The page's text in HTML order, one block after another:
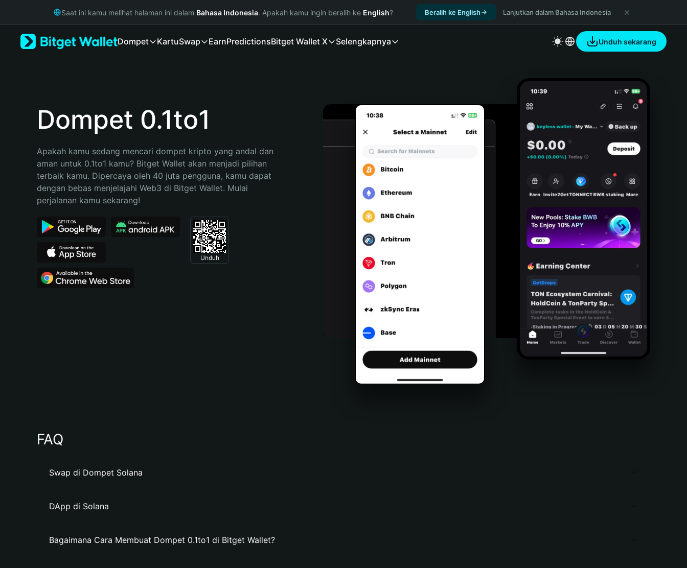
Русский
Bahasa Indonesia
Español (Argentina)
Saat ini kamu melihat halaman ini dalam Bahasa Indonesia. Apakah kamu ingin beralih ke English? Beralih ke English Lanjutkan dalam Bahasa Indonesia
Dompet KartuSwap EarnPredictionsBitget Wallet X Selengkapnya Unduh sekarang
Dompet 0.1to1
Apakah kamu sedang mencari dompet kripto yang andal dan
aman untuk 0.1to1 kamu? Bitget Wallet akan menjadi pilihan
terbaik kamu. Dipercaya oleh 40 juta pengguna, kamu dapat
dengan bebas menjelajahi Web3 di Bitget Wallet. Mulai
perjalanan kamu sekarang!
Unduh
FAQ
Swap di Dompet Solana
DApp di Solana
Bagaimana Cara Membuat Dompet 0.1to1 di Bitget Wallet?